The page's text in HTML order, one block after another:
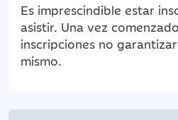
Es imprescindible estar
asistir. Una vez
inscripciones no
mismo.